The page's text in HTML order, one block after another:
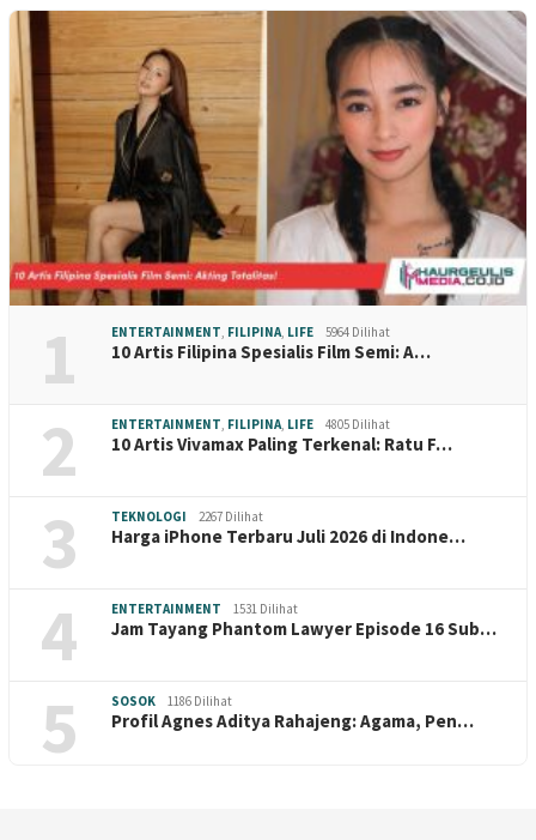
1 ENTERTAINMENT, FILIPINA, LIFE 5964 Dilihat
10 Artis Filipina Spesialis Film Semi: A…
2 ENTERTAINMENT, FILIPINA, LIFE 4805 Dilihat
10 Artis Vivamax Paling Terkenal: Ratu F…
3 TEKNOLOGI 2267 Dilihat
Harga iPhone Terbaru Juli 2026 di Indone…
4 ENTERTAINMENT 1531 Dilihat
Jam Tayang Phantom Lawyer Episode 16 Sub…
5 SOSOK 1186 Dilihat
Profil Agnes Aditya Rahajeng: Agama, Pen…